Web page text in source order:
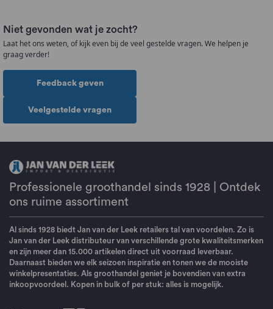
Niet gevonden wat je zocht?
Laat het ons weten, of kijk even bij de veel gestelde vragen. We helpen je
graag verder!
Feedback geven
Veelgestelde vragen
Professionele groothandel sinds 1928 | Ontdek
ons ruime assortiment
Al sinds 1928 biedt Jan van der Leek retailers tal van voordelen. Zo is
Jan van der Leek distributeur van verschillende grote kwaliteitsmerken
en zijn meer dan 15.000 artikelen direct uit voorraad leverbaar.
Daarnaast bieden we elk seizoen inspiratie en tonen we de mooiste
winkelpresentaties. Als groothandel geniet je bovendien van extra
inkoopvoordeel. Kopen in bulk of per stuk: alles is mogelijk.